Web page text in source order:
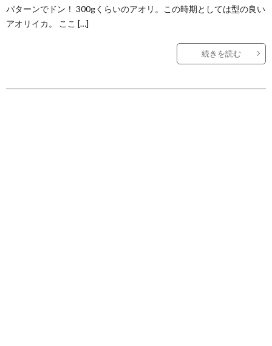
パターンでドン！ 300gくらいのアオリ。この時期としては型の良い
アオリイカ。 ここ […]
続きを読む